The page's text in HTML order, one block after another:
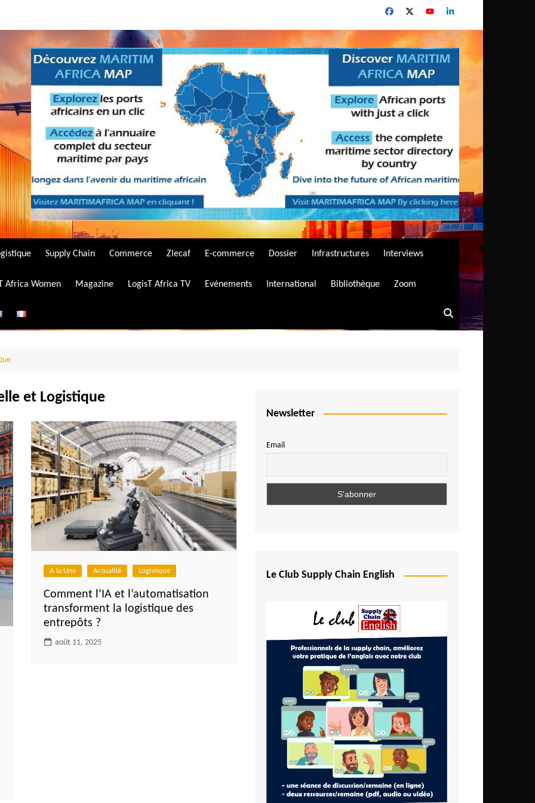
Supply Chain Commerce Zlecaf E-commerce Dossier Infrastructures Interviews
Africa Women Magazine LogisT Africa TV Evénements International Bibliothèque Zoom
et Logistique
A la Une Actualité Logistique
Comment l’IA et l’automatisation
transforment la logistique des
entrepôts ?
août 11, 2025
Newsletter
Email
Le Club Supply Chain English